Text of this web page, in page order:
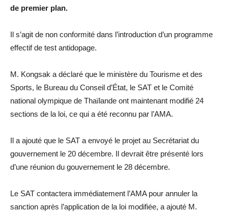
de premier plan.
Il s’agit de non conformité dans l’introduction d’un programme
effectif de test antidopage.
M. Kongsak a déclaré que le ministère du Tourisme et des
Sports, le Bureau du Conseil d’État, le SAT et le Comité
national olympique de Thaïlande ont maintenant modifié 24
sections de la loi, ce qui a été reconnu par l’AMA.
Il a ajouté que le SAT a envoyé le projet au Secrétariat du
gouvernement le 20 décembre. Il devrait être présenté lors
d’une réunion du gouvernement le 28 décembre.
Le SAT contactera immédiatement l’AMA pour annuler la
sanction après l’application de la loi modifiée, a ajouté M.